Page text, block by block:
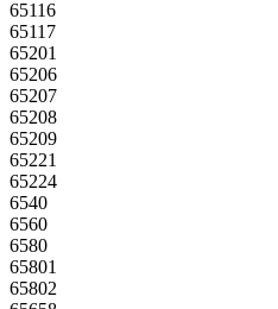
65116
65117
65201
65206
65207
65208
65209
65221
65224
6540
6560
6580
65801
65802